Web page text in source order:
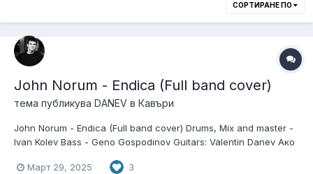
СОРТИРАНЕ ПО
John Norum - Endica (Full band cover)
тема публикува DANEV в Кавъри
John Norum - Endica (Full band cover) Drums, Mix and master -
Ivan Kolev Bass - Geno Gospodinov Guitars: Valentin Danev Ако
радвам да се абонирате. Китарите са записвани с: Mesa
Март 29, 2025 3